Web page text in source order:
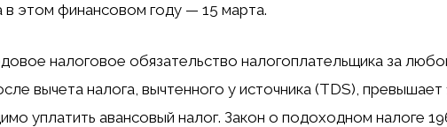
в этом финансовом году — 15 марта.
налоговое обязательство налогоплательщика за
вычета налога, вычтенного у источника (TDS), превышает
уплатить авансовый налог. Закон о подоходном налоге